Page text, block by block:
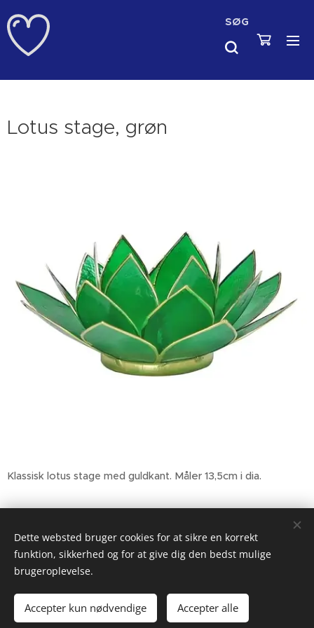
SØG
Lotus stage, grøn
Klassisk lotus stage med guldkant. Måler 13,5cm i dia.
Drevet afWebnode Cookies
Dette websted bruger cookies for at sikre en korrekt
funktion, sikkerhed og for at give dig den bedst mulige
brugeroplevelse.
Accepter kun nødvendige Accepter alle